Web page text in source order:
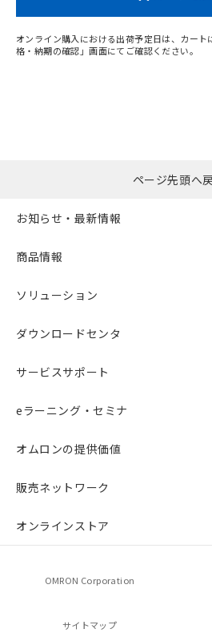
オンライン購入における出荷予定日は、カー
格・納期の確認」画面にてご確認ください。
ページ先頭へ
お知らせ・最新情報
商品情報
ソリューション
ダウンロードセンタ
サービスサポート
eラーニング・セミナ
オムロンの提供価値
販売ネットワーク
オンラインストア
OMRON Corporation
サイトマップ